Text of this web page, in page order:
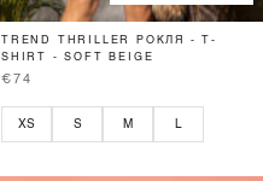
TREND THRILLER РОКЛЯ - T-
SHIRT - SOFT BEIGE
€74
XS S M